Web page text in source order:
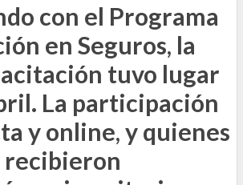
con el Programa
en Seguros, la
tuvo lugar
La participación
y online, y quienes